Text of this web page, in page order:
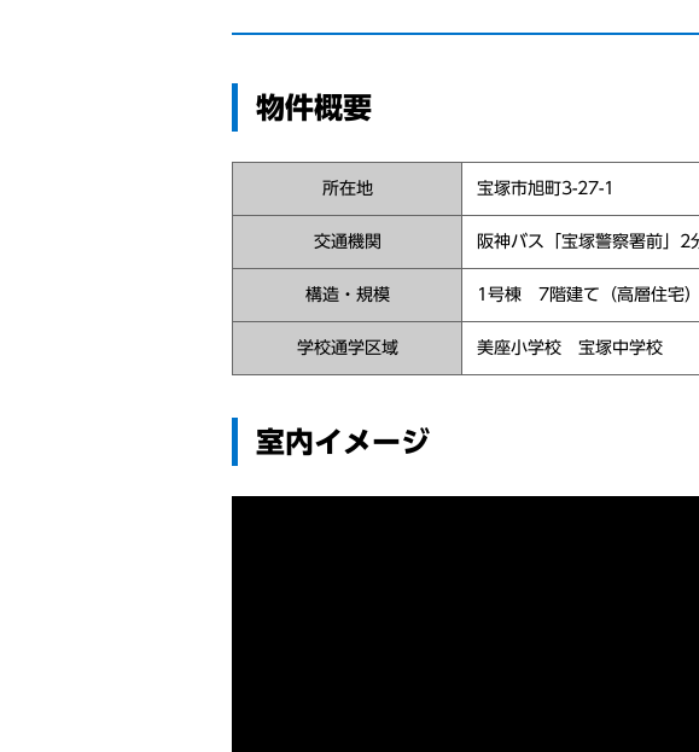
物件概要
所在地 宝塚市旭町3-27-1
交通機関 阪神バス「宝塚警察署前」
構造・規模 1号棟 7階建て（高層住宅
学校通学区域 美座小学校 宝塚中学校
室内イメージ